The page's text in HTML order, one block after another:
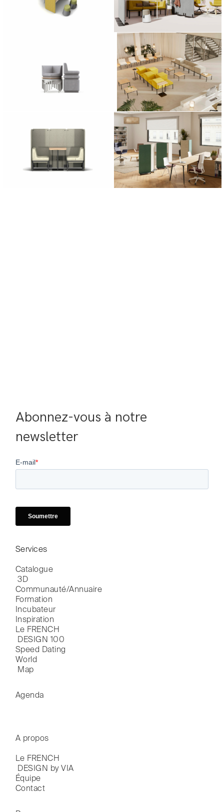
Abonnez-vous à notre
newsletter
Services
Catalogue
3D
Communauté/Annuaire
Formation
Incubateur
Inspiration
Le FRENCH
DESIGN 100
Speed Dating
World
Map
Agenda
A propos
Le FRENCH
DESIGN by VIA
Équipe
Contact